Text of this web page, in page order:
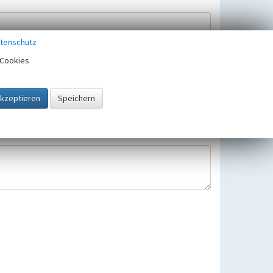
gespeichert und verwendet.
gültigen Europäischen